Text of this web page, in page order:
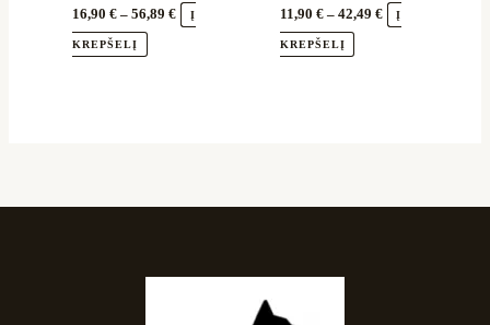
16,90€ – 56,89€ Į
KREPŠELĮ
page
11,90 € – 42,49 € Į
KREPŠELĮ
page